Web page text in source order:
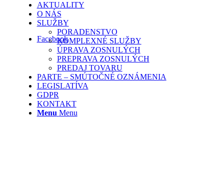
Facebook
AKTUALITY
O NÁS
SLUŽBY
PORADENSTVO
KOMPLEXNÉ SLUŽBY
ÚPRAVA ZOSNULÝCH
PREPRAVA ZOSNULÝCH
PREDAJ TOVARU
PARTE – SMÚTOČNÉ OZNÁMENIA
LEGISLATÍVA
GDPR
KONTAKT
Menu Menu